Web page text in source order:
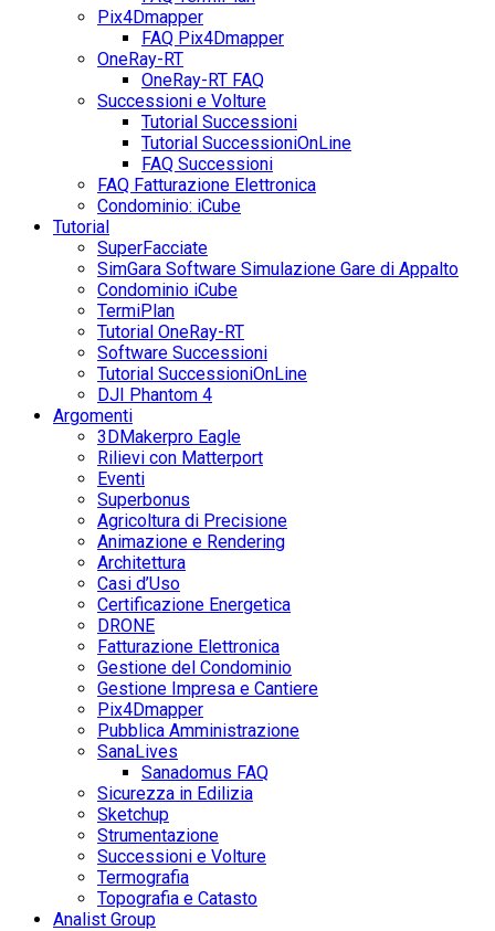
Pix4Dmapper
FAQ Pix4Dmapper
OneRay-RT
OneRay-RT FAQ
Successioni e Volture
Tutorial Successioni
Tutorial SuccessioniOnLine
FAQ Successioni
FAQ Fatturazione Elettronica
Condominio: iCube
Tutorial
SuperFacciate
SimGara Software Simulazione Gare di Appalto
Condominio iCube
TermiPlan
Tutorial OneRay-RT
Software Successioni
Tutorial SuccessioniOnLine
DJI Phantom 4
Argomenti
3DMakerpro Eagle
Rilievi con Matterport
Eventi
Superbonus
Agricoltura di Precisione
Animazione e Rendering
Architettura
Casi d’Uso
Certificazione Energetica
DRONE
Fatturazione Elettronica
Gestione del Condominio
Gestione Impresa e Cantiere
Pix4Dmapper
Pubblica Amministrazione
SanaLives
Sanadomus FAQ
Sicurezza in Edilizia
Sketchup
Strumentazione
Successioni e Volture
Termografia
Topografia e Catasto
Analist Group